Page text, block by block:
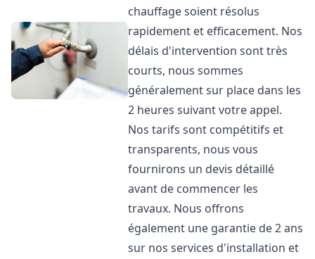
chauffage soient résolus
rapidement et efficacement. Nos
délais d'intervention sont très
courts, nous sommes
généralement sur place dans les
2 heures suivant votre appel.
Nos tarifs sont compétitifs et
transparents, nous vous
fournirons un devis détaillé
avant de commencer les
travaux. Nous offrons
également une garantie de 2 ans
sur nos services d'installation et